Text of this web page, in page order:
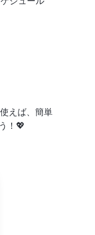
えば、簡単
！💖